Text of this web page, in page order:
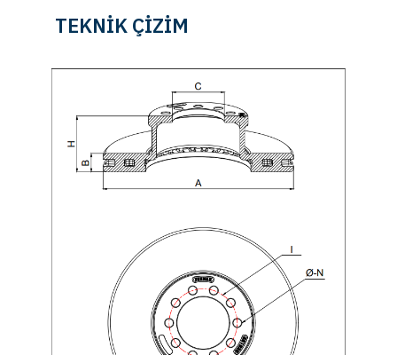
TEKNİK ÇİZİM